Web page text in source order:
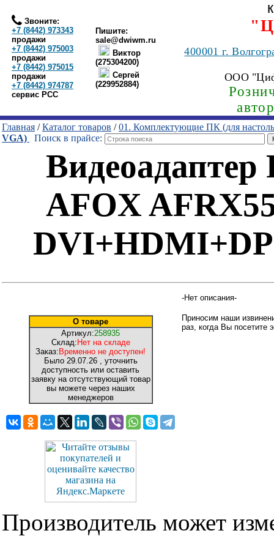
Звоните:
+7 (8442) 973343
продажи
+7 (8442) 975003
продажи
+7 (8442) 975015
продажи
+7 (8442) 974787
сервис РСС
Пишите:
sale@dwiwm.ru
Виктор
(275304200)
Сергей
(229952884)
400001г.
ООО
Главная /Каталог товаров /01. Комплектующие ПК (для
VGA)
Поиск в прайсе:
AFOX
О товаре
Артикул:258935
Склад: Нет на складе
Заказ: Временно не доступен!
Было 29.07.26 , уточнить
доступность или оставить
заявку на отсутствующий товар
вы можете через наших
менеджеров
-Нет описания-
Приносим наши
раз, когда Вы посетите
Производитель может